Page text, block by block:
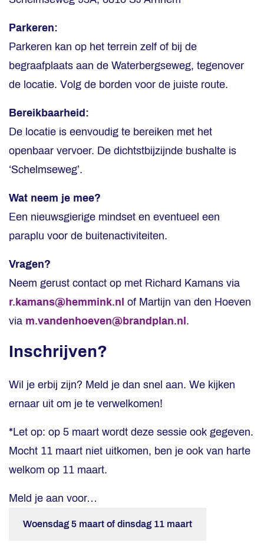
Parkeren:
Parkeren kan op het terrein zelf of bij de
begraafplaats aan de Waterbergseweg, tegenover
de locatie. Volg de borden voor de juiste route.
Bereikbaarheid:
De locatie is eenvoudig te bereiken met het
openbaar vervoer. De dichtstbijzijnde bushalte is
‘Schelmseweg’.
Wat neem je mee?
Een nieuwsgierige mindset en eventueel een
paraplu voor de buitenactiviteiten.
Vragen?
Neem gerust contact op met Richard Kamans via
r.kamans@hemmink.nl of Martijn van den Hoeven
via m.vandenhoeven@brandplan.nl.
Inschrijven?
Wil je erbij zijn? Meld je dan snel aan. We kijken
ernaar uit om je te verwelkomen!
*Let op: op 5 maart wordt deze sessie ook gegeven.
Mocht 11 maart niet uitkomen, ben je ook van harte
welkom op 11 maart.
Meld je aan voor…
Woensdag 5 maart of dinsdag 11 maart